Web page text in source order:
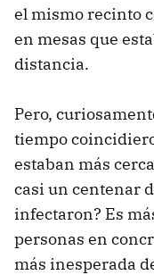
el mismo recinto
en mesas que
distancia.
Pero,
tiempo
estaban más
casi un centenar
infectaron? Es
personas en
más inesperada